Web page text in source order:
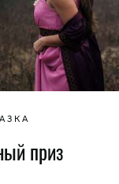
приз